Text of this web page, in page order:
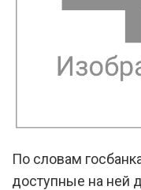
По словам
доступные на ней